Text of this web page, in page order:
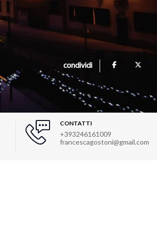
condividi
CONTATTI
+393246161009
francescagostoni@gmail.com